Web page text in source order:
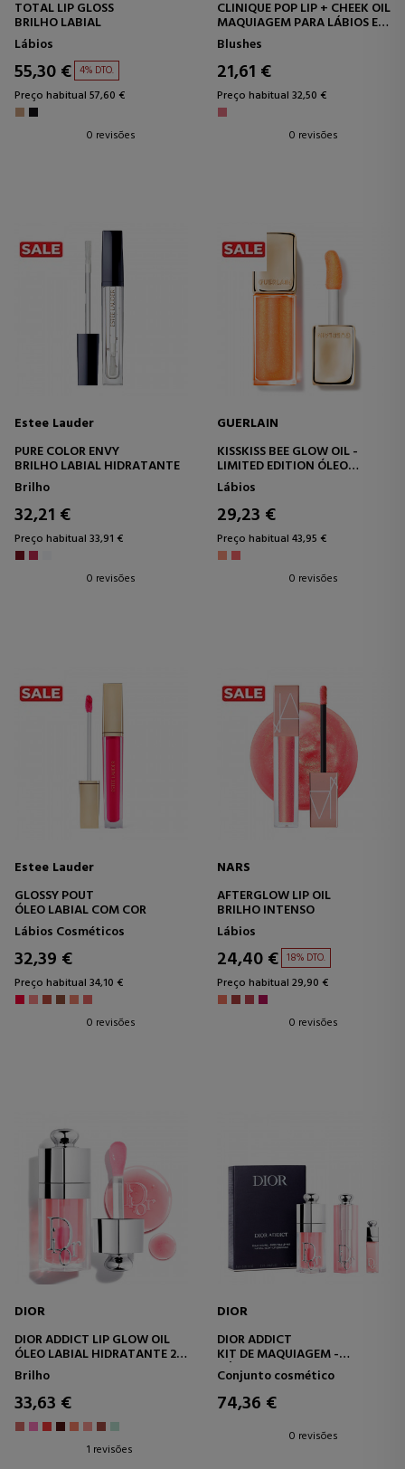
TOTAL LIP GLOSS
BRILHO LABIAL
Lábios
55,30 € 4% DTO.
Preço habitual 57,60 €
0 revisões
CLINIQUE POP LIP + CHEEK OIL
MAQUIAGEM PARA LÁBIOS E
BOCHECHAS
Blushes
21,61 €
Preço habitual 32,50 €
0 revisões
Estee Lauder
PURE COLOR ENVY
BRILHO LABIAL HIDRATANTE
Brilho
32,21 €
Preço habitual 33,91 €
0 revisões
GUERLAIN
KISSKISS BEE GLOW OIL -
LIMITED EDITION ÓLEO
LABIAL COLORIDO
ENRIQUECIDO COM MEL 92%
DE ORIGEM NATURAL
Lábios
29,23 €
Preço habitual 43,95 €
0 revisões
Estee Lauder
GLOSSY POUT
ÓLEO LABIAL COM COR
Lábios Cosméticos
32,39 €
Preço habitual 34,10 €
0 revisões
NARS
AFTERGLOW LIP OIL
BRILHO INTENSO
Lábios
24,40 € 18% DTO.
Preço habitual 29,90 €
0 revisões
DIOR
DIOR ADDICT LIP GLOW OIL
ÓLEO LABIAL HIDRATANTE 24
HORAS - 3 ACABAMENTOS
ULTRABRILHANTES
Brilho
33,63 €
1 revisões
DIOR
DIOR ADDICT
KIT DE MAQUIAGEM -
BÁLSAMO LABIAL
HIDRATANTE E ÓLEO LABIAL
Conjunto cosmético
74,36 €
0 revisões